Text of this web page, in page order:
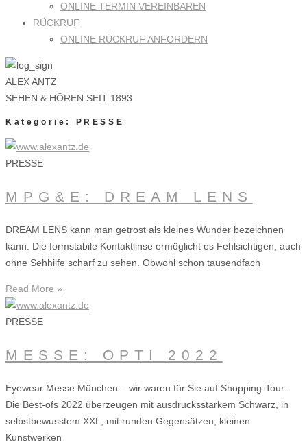
ONLINE TERMIN VEREINBAREN
RÜCKRUF
ONLINE RÜCKRUF ANFORDERN
ALEX ANTZ
SEHEN & HÖREN SEIT 1893
Kategorie: PRESSE
PRESSE
MPG&E: DREAM LENS
DREAM LENS kann man getrost als kleines Wunder bezeichnen
kann. Die formstabile Kontaktlinse ermöglicht es Fehlsichtigen, auch
ohne Sehhilfe scharf zu sehen. Obwohl schon tausendfach
Read More »
PRESSE
MESSE: OPTI 2022
Eyewear Messe München – wir waren für Sie auf Shopping-Tour.
Die Best-ofs 2022 überzeugen mit ausdrucksstarkem Schwarz, in
selbstbewusstem XXL, mit runden Gegensätzen, kleinen
Kunstwerken